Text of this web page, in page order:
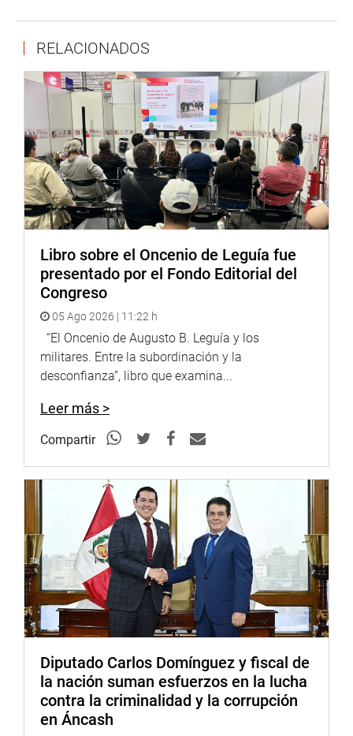
turística como un eje estratégico de integración regional y
promoción del país, articulando infraestructura, servicios
turísticos y trabajo conjunto entre los distintos niveles de
gobierno.
Lima, 16 de mayo de 2026
Despacho de la congresista Mary Acuña
RELACIONADOS
Libro sobre el Oncenio de Leguía fue
presentado por el Fondo Editorial del
Congreso
05 Ago 2026 | 11:22 h
“El Oncenio de Augusto B. Leguía y los
militares. Entre la subordinación y la
desconfianza”, libro que examina...
Leer más >
Compartir
Diputado Carlos Domínguez y fiscal de
la nación suman esfuerzos en la lucha
contra la criminalidad y la corrupción
en Áncash